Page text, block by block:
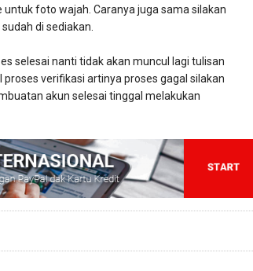
foto wajah. Caranya juga sama silakan
di sediakan.
selesai nanti tidak akan muncul lagi tulisan
verifikasi artinya proses gagal silakan
akun selesai tinggal melakukan